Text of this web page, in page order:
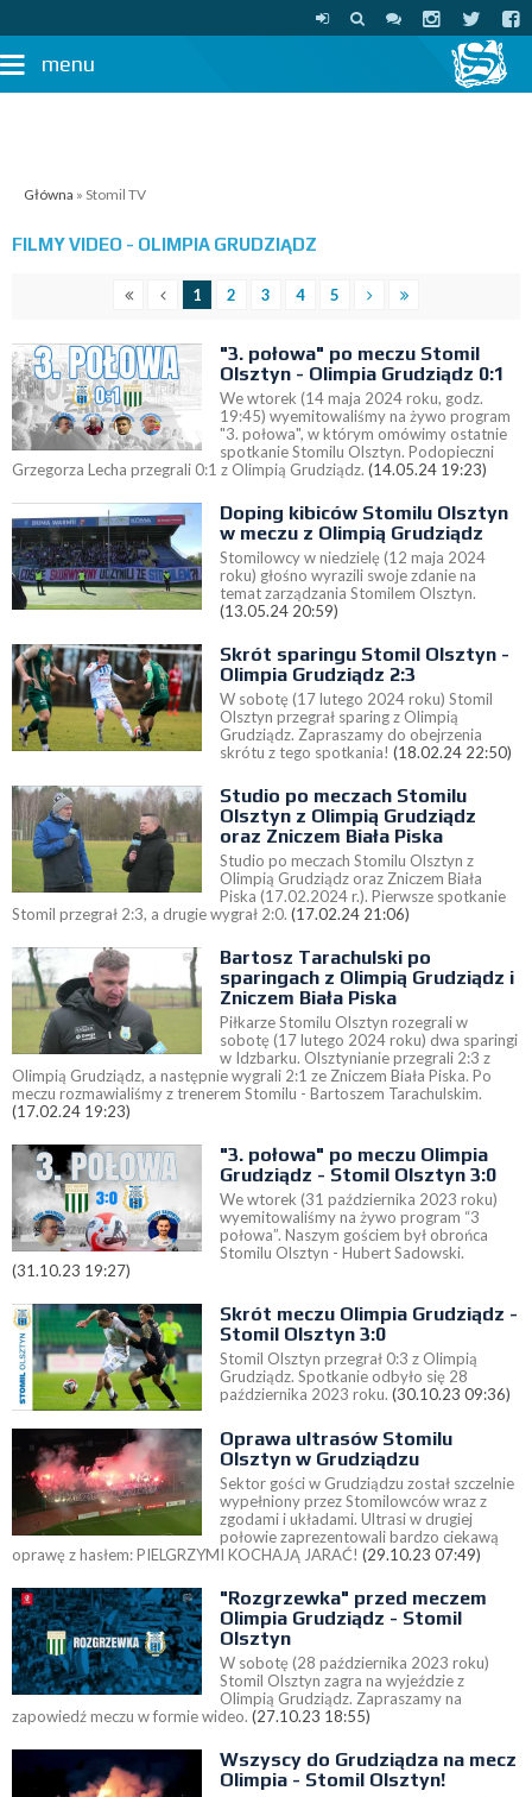
menu
Główna » Stomil TV
FILMY VIDEO - OLIMPIA GRUDZIĄDZ
1 2 3 4 5
"3. połowa" po meczu Stomil
Olsztyn - Olimpia Grudziądz 0:1
We wtorek (14 maja 2024 roku, godz.
19:45) wyemitowaliśmy na żywo program
"3. połowa", w którym omówimy ostatnie
spotkanie Stomilu Olsztyn. Podopieczni
Grzegorza Lecha przegrali 0:1 z Olimpią Grudziądz. (14.05.24 19:23)
Doping kibiców Stomilu Olsztyn
w meczu z Olimpią Grudziądz
Stomilowcy w niedzielę (12 maja 2024
roku) głośno wyrazili swoje zdanie na
temat zarządzania Stomilem Olsztyn.
(13.05.24 20:59)
Skrót sparingu Stomil Olsztyn -
Olimpia Grudziądz 2:3
W sobotę (17 lutego 2024 roku) Stomil
Olsztyn przegrał sparing z Olimpią
Grudziądz. Zapraszamy do obejrzenia
skrótu z tego spotkania! (18.02.24 22:50)
Studio po meczach Stomilu
Olsztyn z Olimpią Grudziądz
oraz Zniczem Biała Piska
Studio po meczach Stomilu Olsztyn z
Olimpią Grudziądz oraz Zniczem Biała
Piska (17.02.2024 r.). Pierwsze spotkanie
Stomil przegrał 2:3, a drugie wygrał 2:0. (17.02.24 21:06)
Bartosz Tarachulski po
sparingach z Olimpią Grudziądz i
Zniczem Biała Piska
Piłkarze Stomilu Olsztyn rozegrali w
sobotę (17 lutego 2024 roku) dwa sparingi
w Idzbarku. Olsztynianie przegrali 2:3 z
Olimpią Grudziądz, a następnie wygrali 2:1 ze Zniczem Biała Piska. Po
meczu rozmawialiśmy z trenerem Stomilu - Bartoszem Tarachulskim.
(17.02.24 19:23)
"3. połowa" po meczu Olimpia
Grudziądz - Stomil Olsztyn 3:0
We wtorek (31 października 2023 roku)
wyemitowaliśmy na żywo program “3
połowa”. Naszym gościem był obrońca
Stomilu Olsztyn - Hubert Sadowski.
(31.10.23 19:27)
Skrót meczu Olimpia Grudziądz -
Stomil Olsztyn 3:0
Stomil Olsztyn przegrał 0:3 z Olimpią
Grudziądz. Spotkanie odbyło się 28
października 2023 roku. (30.10.23 09:36)
Oprawa ultrasów Stomilu
Olsztyn w Grudziądzu
Sektor gości w Grudziądzu został szczelnie
wypełniony przez Stomilowców wraz z
zgodami i układami. Ultrasi w drugiej
połowie zaprezentowali bardzo ciekawą
oprawę z hasłem: PIELGRZYMI KOCHAJĄ JARAĆ! (29.10.23 07:49)
"Rozgrzewka" przed meczem
Olimpia Grudziądz - Stomil
Olsztyn
W sobotę (28 października 2023 roku)
Stomil Olsztyn zagra na wyjeździe z
Olimpią Grudziądz. Zapraszamy na
zapowiedź meczu w formie wideo. (27.10.23 18:55)
Wszyscy do Grudziądza na mecz
Olimpia - Stomil Olsztyn!